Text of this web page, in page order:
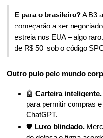
E para o brasileiro? A B3
começarão a ser
estreia nos EUA – algo
de R$ 50, sob o código
Outro pulo pelo mundo
🤖 Carteira inteligente.
para permitir compras
ChatGPT.
🛡️ Luxo blindado.